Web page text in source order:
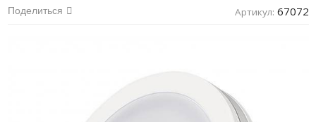
Поделиться Артикул: 67072